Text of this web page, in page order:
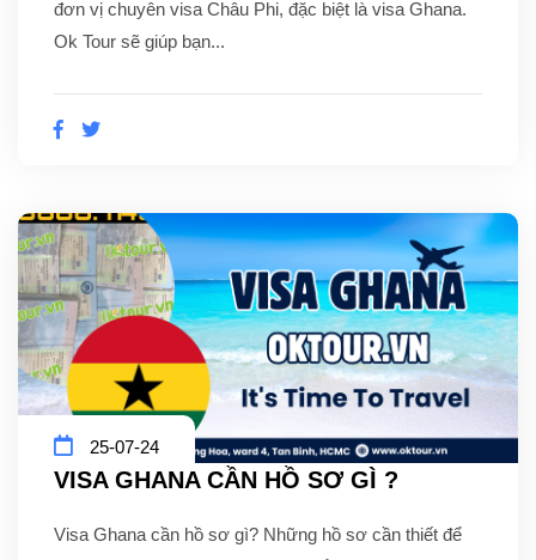
đơn vị chuyên visa Châu Phi, đặc biệt là visa Ghana.
Ok Tour sẽ giúp bạn...
25-07-24
VISA GHANA CẦN HỒ SƠ GÌ ?
Visa Ghana cần hồ sơ gì? Những hồ sơ cần thiết để